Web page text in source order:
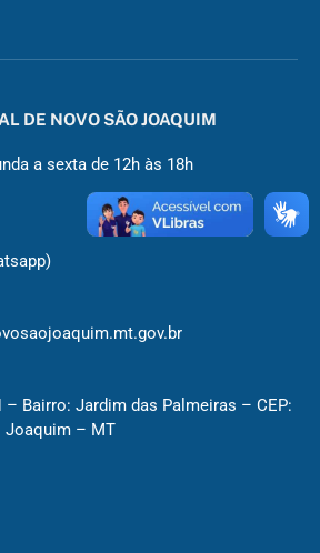
DE NOVO SÃO JOAQUIM
a sexta de 12h às 18h
– Bairro: Jardim das Palmeiras – CEP:
Joaquim – MT